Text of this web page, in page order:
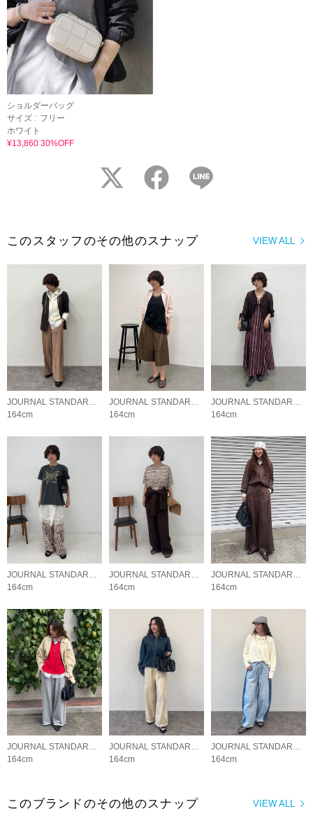
ショルダーバッグ
サイズ : フリー
ホワイト
¥13,860 30%OFF
twitter facebook
VIEW ALL
このスタッフのその他のスナップ
JOURNAL STANDARD LADYS
164cm
JOURNAL STANDARD LADYS
164cm
JOURNAL STANDARD LADYS
164cm
164cm
164cm
164cm
164cm
164cm
164cm
VIEW ALL
このブランドのその他のスナップ